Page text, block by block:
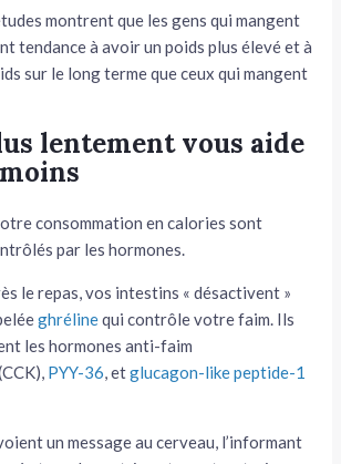
montrent que les gens qui mangent
tendance à avoir un poids plus élevé et à
sur le long terme que ceux qui mangent
lentement vous aide
consommation en calories sont
par les hormones.
le repas, vos intestins « désactivent »
ghrélinequi contrôle votre faim. Ils
les hormones anti-faim
PYY-36, etglucagon-like peptide-1
un message au cerveau, l’informant